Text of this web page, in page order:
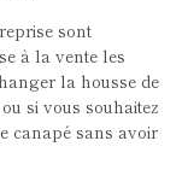
sont
à la vente les
la housse de
si vous souhaitez
canapé sans avoir